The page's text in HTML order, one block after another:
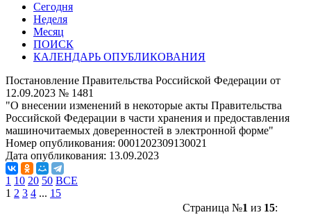
Сегодня
Неделя
Месяц
ПОИСК
КАЛЕНДАРЬ ОПУБЛИКОВАНИЯ
Постановление Правительства Российской Федерации от
12.09.2023 № 1481
"О внесении изменений в некоторые акты Правительства
Российской Федерации в части хранения и предоставления
машиночитаемых доверенностей в электронной форме"
Номер опубликования: 0001202309130021
Дата опубликования: 13.09.2023
1 10 20 50 ВСЕ
1 2 3 4 ... 15
Страница №1 из 15: